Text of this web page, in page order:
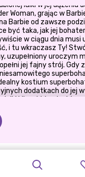
lalki w jej dążeniu
Woman, grając w
Barbie od zawsze
być taka, jak jej
w ciągu dnia musi
i tu wkraczasz Ty!
uzupełniony uroczym
jej fajny strój. Gdy
kostium
dodatkach do jej
klimat Wonder
Historia Wonder
KSIĘŻNICZKI
FASHION